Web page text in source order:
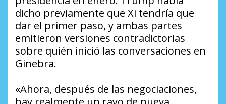
dicho previamente que Xi tendría que
dar el primer paso, y ambas partes
emitieron versiones contradictorias
sobre quién inició las conversaciones en
Ginebra.
«Ahora, después de las negociaciones,